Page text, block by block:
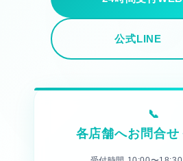
公式LINE
各店舗へお問合せ